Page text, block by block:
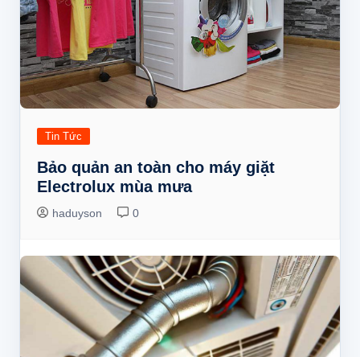
Tin Tức
Bảo quản an toàn cho máy giặt
Electrolux mùa mưa
haduyson 0